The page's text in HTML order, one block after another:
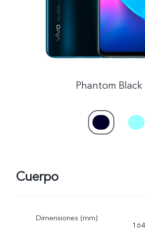
España | Seleccione
Phantom Black
Cuerpo
Dimensiones (mm)